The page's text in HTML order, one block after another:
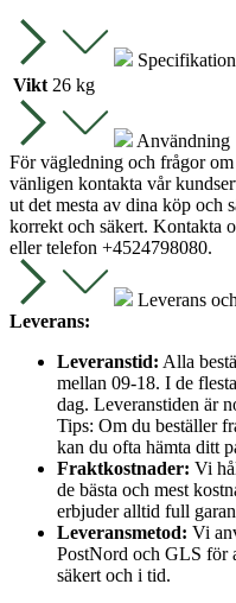
Vikt 26 kg
Användning
För vägledning och frågor
vänligen kontakta vår
ut det mesta av dina köp och
korrekt och säkert. Kontakta
eller telefon +4524798080.
Leverans
Leverans:
Leveranstid: Alla
mellan 09-18. I de
dag. Leveranstiden är
Tips: Om du beställer
kan du ofta hämta ditt
Fraktkostnader: Vi
de bästa och mest
erbjuder alltid full
Leveransmetod: Vi
PostNord och GLS för
säkert och i tid.